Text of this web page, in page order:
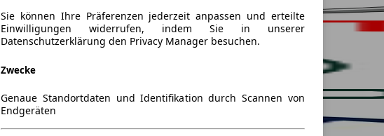
Sie können Ihre Präferenzen jederzeit anpassen und erteilte
Einwilligungen widerrufen, indem Sie in unserer
Datenschutzerklärung den Privacy Manager besuchen.
Zwecke
Genaue Standortdaten und Identifikation durch Scannen von
Endgeräten